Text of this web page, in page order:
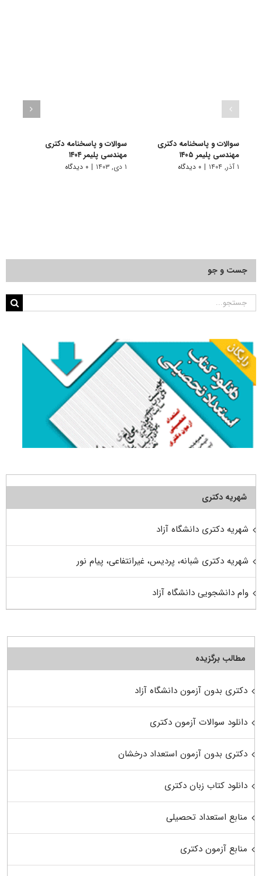
سوالات و پاسخنامه دکتری
مهندسی پلیمر ۱۴۰۵
۱ آذر, ۱۴۰۴ | ۰ دیدگاه
سوالات و پاسخنامه دکتری
مهندسی پلیمر ۱۴۰۴
۱ دی, ۱۴۰۳ | ۰ دیدگاه
جست و جو
جستجو
شهریه دکتری
شهریه دکتری دانشگاه آزاد
شهریه دکتری شبانه، پردیس، غیرانتفاعی، پیام نور
وام دانشجویی دانشگاه آزاد
مطالب برگزیده
دکتری بدون آزمون دانشگاه آزاد
دانلود سوالات آزمون دکتری
دکتری بدون آزمون استعداد درخشان
دانلود کتاب زبان دکتری
منابع استعداد تحصیلی
منابع آزمون دکتری